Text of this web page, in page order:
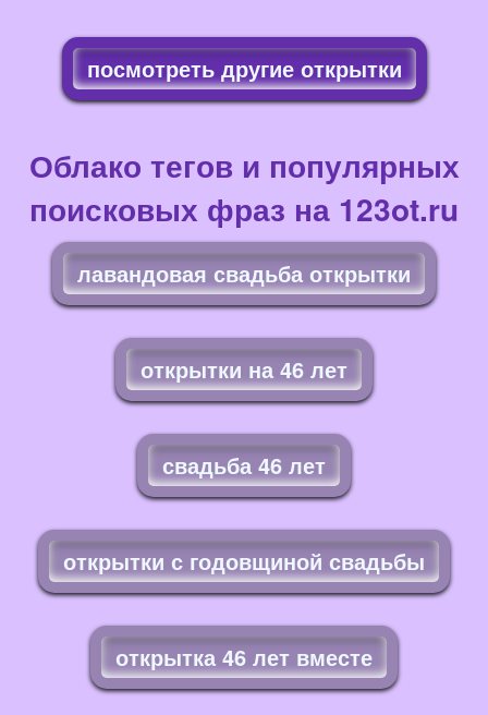
посмотреть другие открытки
Облако тегов и популярных
поисковых фраз на 123ot.ru
лавандовая свадьба открытки
открытки на 46 лет
свадьба 46 лет
открытки с годовщиной свадьбы
открытка 46 лет вместе